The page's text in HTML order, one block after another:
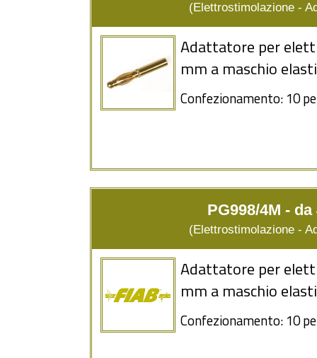
(Elettrostimolazione -
Adattatore per
mm a maschio
Confezionamento: 10
PG998/4M -
(Elettrostimolazione -
Adattatore per
mm a maschio
Confezionamento: 10